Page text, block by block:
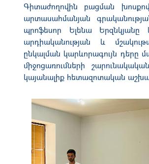
Գիտաժողովին բացման
արտասահմանյան
պրոֆեսոր Ելենա
արդիականության և
ընկալման կարևորագույն դերը
միջոցառումների
կայանալիք հետազոտական